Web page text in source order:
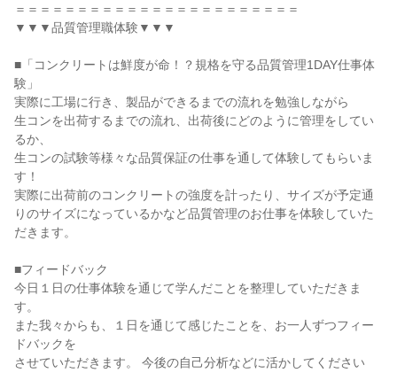
＝＝＝＝＝＝＝＝＝＝＝＝＝＝＝＝＝＝＝＝＝＝＝
▼▼▼品質管理職体験▼▼▼
■「コンクリートは鮮度が命！？規格を守る品質管理1DAY仕事体
験」
実際に工場に行き、製品ができるまでの流れを勉強しながら
生コンを出荷するまでの流れ、出荷後にどのように管理をしてい
るか、
生コンの試験等様々な品質保証の仕事を通して体験してもらいま
す！
実際に出荷前のコンクリートの強度を計ったり、サイズが予定通
りのサイズになっているかなど品質管理のお仕事を体験していた
だきます。
■フィードバック
今日１日の仕事体験を通じて学んだことを整理していただきま
す。
また我々からも、１日を通じて感じたことを、お一人ずつフィー
ドバックを
させていただきます。 今後の自己分析などに活かしてください